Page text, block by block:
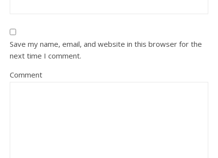
Save my name, email, and website in this browser for the
next time I comment.
Comment